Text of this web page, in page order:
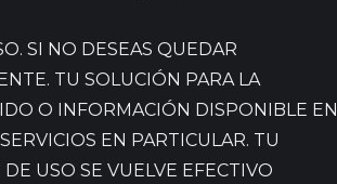
SI NO DESEAS QUEDAR
TU SOLUCIÓN PARA LA
O INFORMACIÓN DISPONIBLE EN
EN PARTICULAR. TU
USO SE VUELVE EFECTIVO